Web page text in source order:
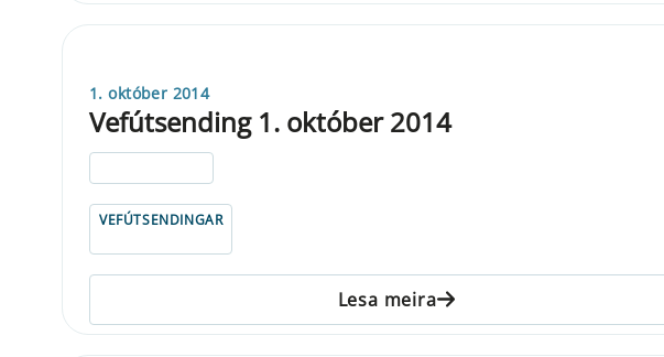
1. október 2014
Vefútsending 1. október 2014
VEFÚTSENDINGAR
Lesa meira